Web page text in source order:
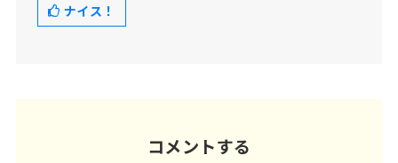
ナイス！
コメントする